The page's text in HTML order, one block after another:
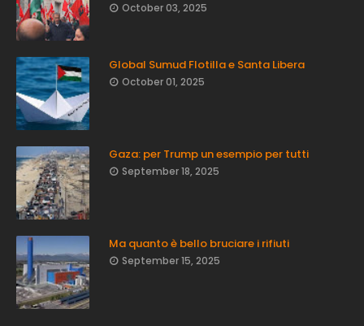
October 03, 2025
Global Sumud Flotilla e Santa Libera
October 01, 2025
Gaza: per Trump un esempio per tutti
September 18, 2025
Ma quanto è bello bruciare i rifiuti
September 15, 2025